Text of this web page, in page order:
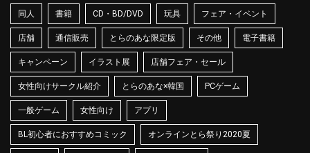
同人 書籍 CD・BD/DVD 玩具 フェア・イベント
店舗 通信販売 とらのあな限定版 その他 電子書籍
キャンペーン イラスト展 店舗フェア・セール
女性向けサークル紹介 とらのあな×韓国 PCゲーム
一般ゲーム 女性向け アプリ
BL初心者におすすめコミック オンラインとら祭り2020夏